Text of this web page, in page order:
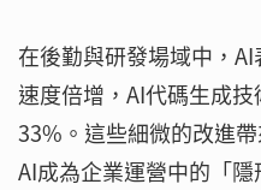
在後勤與研發場域中，
速度倍增，AI代碼生成
33%。這些細微的改進
AI成為企業運營中的「隱